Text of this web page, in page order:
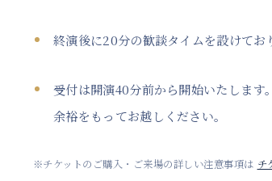
終演後に20分の歓談タイムを設けてお
受付は開演40分前から開始いたします。
余裕をもってお越しください。
※チケットのご購入・ ご来場の詳しい注意事項は チ